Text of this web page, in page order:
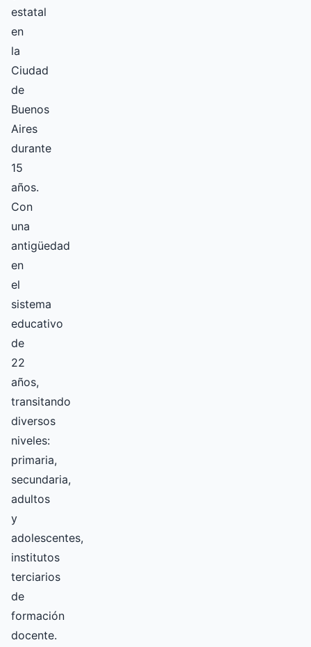
estatal
en
la
Ciudad
de
Buenos
Aires
durante
15
años.
Con
una
antigüedad
en
el
sistema
educativo
de
22
años,
transitando
diversos
niveles:
primaria,
secundaria,
adultos
y
adolescentes,
institutos
terciarios
de
formación
docente.